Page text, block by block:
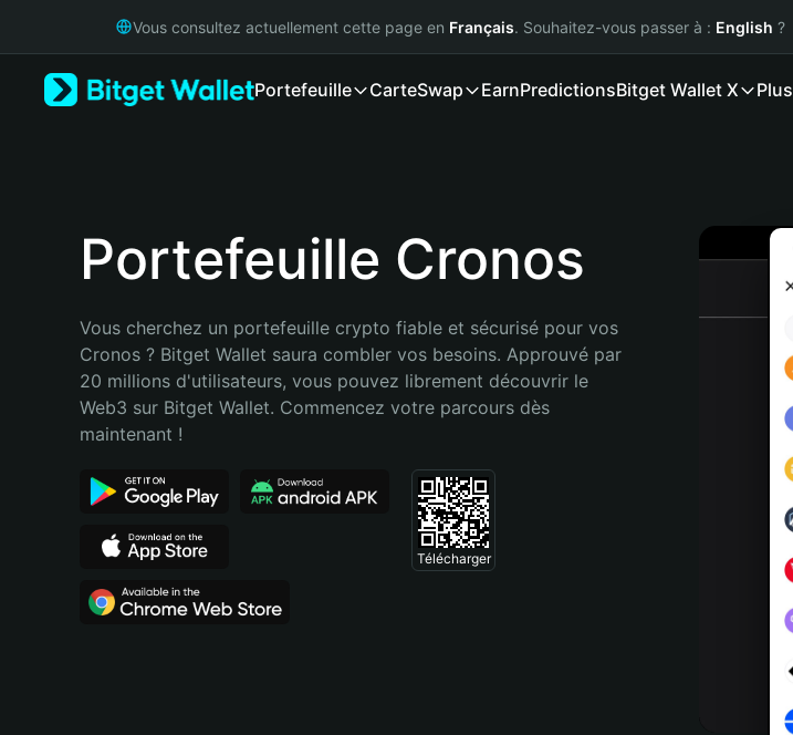
Русский
Bahasa Indonesia
Español (Argentina)
Vous consultez actuellement cette page en Français. Souhaitez-vous passer à : English ?
Portefeuille CarteSwap EarnPredictionsBitget Wallet X Plus
Portefeuille Cronos
Vous cherchez un portefeuille crypto fiable et sécurisé pour vos
Cronos ? Bitget Wallet saura combler vos besoins. Approuvé par
20 millions d'utilisateurs, vous pouvez librement découvrir le
Web3 sur Bitget Wallet. Commencez votre parcours dès
maintenant !
Télécharger